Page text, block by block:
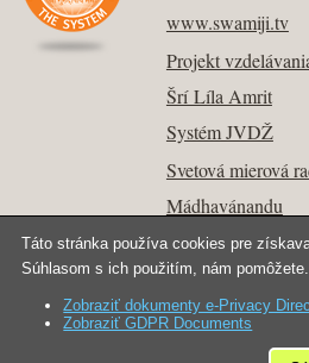
www.swamiji.tv
Projekt
Šrí Líla Amrit
Systém JVDŽ
Svetová mierová
Mádhavánandu
Copyright © 2026 Joga v
Všetky práva vyhradené.
Táto stránka používa cookies pre
Súhlasom s ich použitím, nám pomôžete.
Zobraziť dokumenty e-Privacy
Zobraziť GDPR Documents